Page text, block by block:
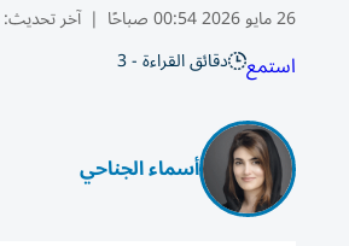
26 مايو 2026 00:54 صباحًا | آخر تحديث:
استمع دقائق القراءة - 3
أسماء الجناحي